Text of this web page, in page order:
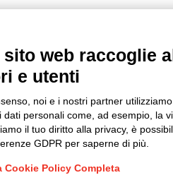
/ YOUTUBE INSTAGRAM
-Modifica preferenze Cookie
sito web raccoglie
e utenti
noi e i nostri partner
dati personali come, ad esempio, la
il tuo diritto alla privacy, è
GDPR per saperne di più.
Cookie Policy Completa